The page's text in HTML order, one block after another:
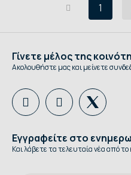
1
Γίνετε μέλος της
Ακολουθήστε μας και μείνετε
Εγγραφείτε στο
Και λάβετε τα τελευταία νέα από